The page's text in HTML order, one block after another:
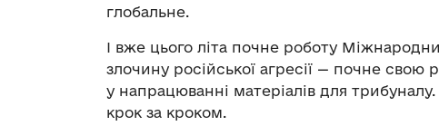
глобальне.
І вже цього літа почне роботу
злочину російської агресії — почне свою
у напрацюванні матеріалів для
крок за кроком.